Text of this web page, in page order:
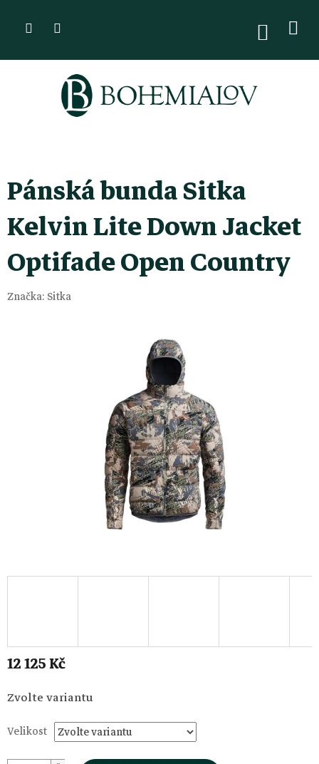
Pánská bunda Sitka
Kelvin Lite Down Jacket
Optifade Open Country
Značka: Sitka
12 125 Kč
Měrná
cena:
Zvolte variantu
Velikost